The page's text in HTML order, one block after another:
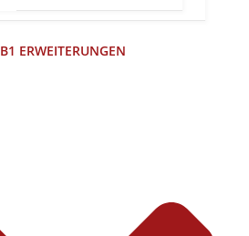
B1 ERWEITERUNGEN